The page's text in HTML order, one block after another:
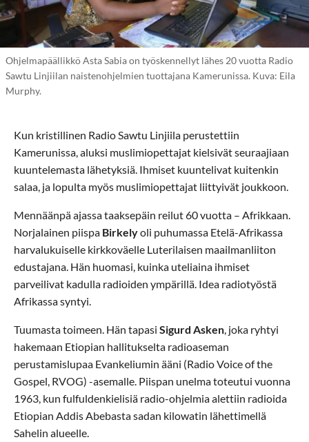
Ohjelmapäällikkö Asta Sabia on työskennellyt lähes 20 vuotta Radio
Sawtu Linjiilan naistenohjelmien tuottajana Kamerunissa. Kuva: Eila
Murphy.
Kun kristillinen Radio Sawtu Linjiila perustettiin
Kamerunissa, aluksi muslimiopettajat kielsivät seuraajiaan
kuuntelemasta lähetyksiä. Ihmiset kuuntelivat kuitenkin
salaa, ja lopulta myös muslimiopettajat liittyivät joukkoon.
Mennäänpä ajassa taaksepäin reilut 60 vuotta – Afrikkaan.
Norjalainen piispa Birkelyoli puhumassa Etelä-Afrikassa
harvalukuiselle kirkkoväelle Luterilaisen maailmanliiton
edustajana. Hän huomasi, kuinka uteliaina ihmiset
parveilivat kadulla radioiden ympärillä. Idea radiotyöstä
Afrikassa syntyi.
Tuumasta toimeen. Hän tapasi Sigurd Asken, joka ryhtyi
hakemaan Etiopian hallitukselta radioaseman
perustamislupaa Evankeliumin ääni (Radio Voice of the
Gospel, RVOG) -asemalle. Piispan unelma toteutui vuonna
1963, kun fulfuldenkielisiä radio-ohjelmia alettiin radioida
Etiopian Addis Abebasta sadan kilowatin lähettimellä
Sahelin alueelle.